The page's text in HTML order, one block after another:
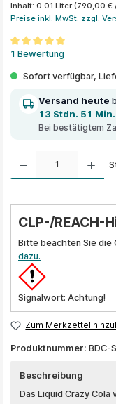
Inhalt: 0.01 Liter (790,00 €
Preise inkl. MwSt. zzgl.
Durchschnittliche
1 Bewertung
Sofort verfügbar,
Versand heute
13 Stdn. 51
Bei bestätigtem
Produkt Anzahl: Gib den
CLP-/REACH-
Bitte beachten Sie die
dazu.
Signalwort: Achtung!
Zum Merkzettel
Produktnummer: BDC-
Beschreibung
Das Liquid Crazy Cola